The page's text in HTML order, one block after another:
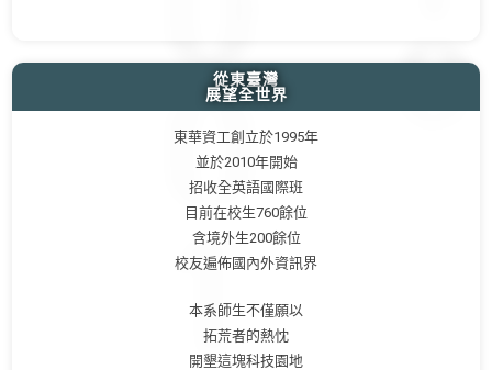
從東臺灣
展望全世界
東華資工創立於1995年
並於2010年開始
招收全英語國際班
目前在校生760餘位
含境外生200餘位
校友遍佈國內外資訊界
本系師生不僅願以
拓荒者的熱忱
開墾這塊科技園地